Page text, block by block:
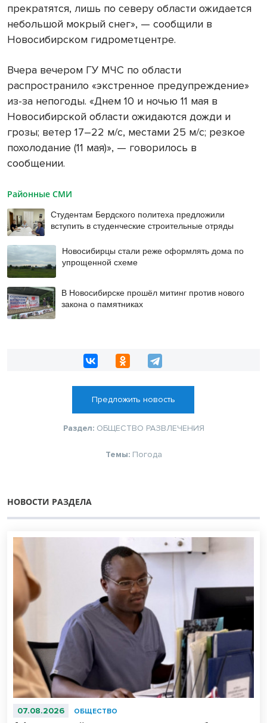
прекратятся, лишь по северу области ожидается
небольшой мокрый снег», — сообщили в
Новосибирском гидрометцентре.
Вчера вечером ГУ МЧС по области
распространило «экстренное предупреждение»
из-за непогоды. «Днем 10 и ночью 11 мая в
Новосибирской области ожидаются дожди и
грозы; ветер 17–22 м/с, местами 25 м/с; резкое
похолодание (11 мая)», — говорилось в
сообщении.
Районные СМИ
Студентам Бердского политеха предложили
вступить в студенческие строительные отряды
Новосибирцы стали реже оформлять дома по
упрощенной схеме
В Новосибирске прошёл митинг против нового
закона о памятниках
Предложить новость
Раздел: ОБЩЕСТВО РАЗВЛЕЧЕНИЯ
Темы: Погода
НОВОСТИ РАЗДЕЛА
07.08.2026 ОБЩЕСТВО